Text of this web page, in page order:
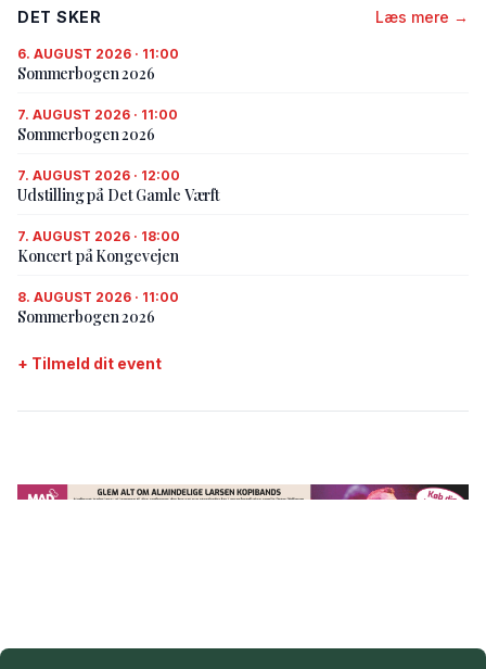
DET SKER Læs mere →
6. AUGUST 2026 · 11:00
Sommerbogen 2026
7. AUGUST 2026 · 11:00
Sommerbogen 2026
7. AUGUST 2026 · 12:00
Udstilling på Det Gamle Værft
7. AUGUST 2026 · 18:00
Koncert på Kongevejen
8. AUGUST 2026 · 11:00
Sommerbogen 2026
+ Tilmeld dit event